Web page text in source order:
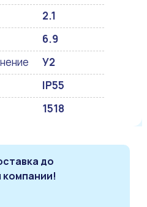
2.1
6.9
У2
IP55
1518
до